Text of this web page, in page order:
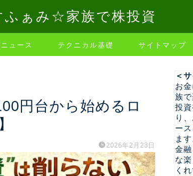
ふぁみ☆家族で株投資
ュース テクニカル基礎 サイトマップ
円台から始めるロ
2026年2月23日
＜
お
族
投
り
ー
ます
金
な
く